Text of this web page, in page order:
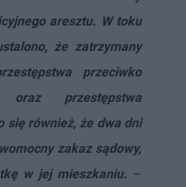
aresztu. W toku
że zatrzymany
przeciwko
oraz przestępstwa
się również, że dwa dni
zakaz sądowy,
w jej mieszkaniu. –